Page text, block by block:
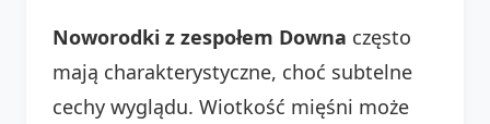
Noworodki z zespołem Downa często
mają charakterystyczne, choć subtelne
cechy wyglądu. Wiotkość mięśni może